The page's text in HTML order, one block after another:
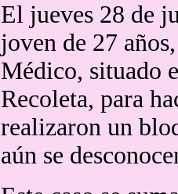
El jueves 28 de
joven de 27
Médico, situado
Recoleta, para
realizaron un
aún se